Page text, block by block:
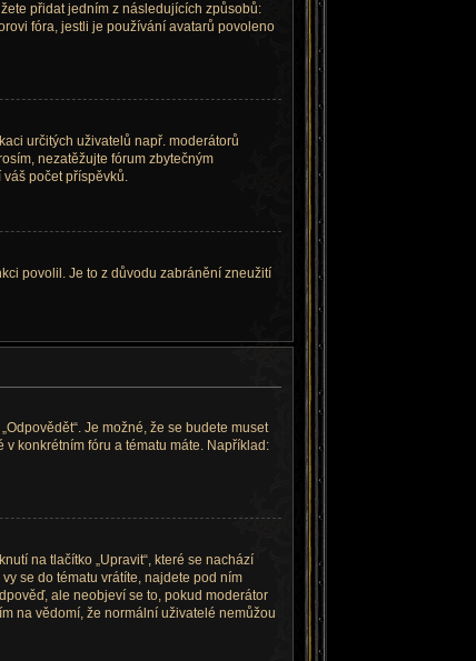
přidat jedním z následujících způsobů:
fóra, jestli je používání avatarů povoleno
určitých uživatelů např. moderátorů
nezatěžujte fórum zbytečným
počet příspěvků.
povolil. Je to z důvodu zabránění zneužití
Je možné, že se budete muset
konkrétním fóru a tématu máte. Například:
na tlačítko „Upravit“, které se nachází
se do tématu vrátíte, najdete pod ním
ale neobjeví se to, pokud moderátor
na vědomí, že normální uživatelé nemůžou